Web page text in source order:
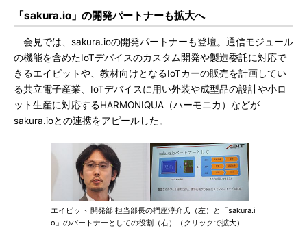
「sakura.io」の開発パートナーも拡大へ
会見では、sakura.ioの開発パートナーも登壇。通信モジュール
の機能を含めたIoTデバイスのカスタム開発や製造委託に対応で
きるエイビットや、教材向けとなるIoTカーの販売を計画してい
る共立電子産業、IoTデバイスに用い外装や成型品の設計や小ロ
ット生産に対応するHARMONIQUA（ハーモニカ）などが
sakura.ioとの連携をアピールした。
エイビット 開発部 担当部長の椚座淳介氏（左）と「sakura.i
o」のパートナーとしての役割（右）（クリックで拡大）